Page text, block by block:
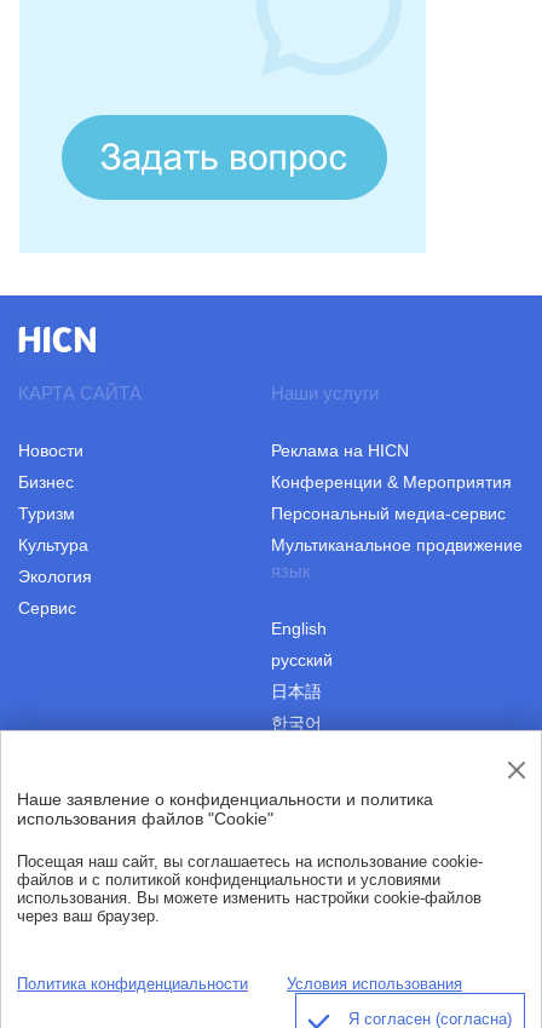
Наше заявление о конфиденциальности и политика
использования файлов "Cookie"
Посещая наш сайт, вы соглашаетесь на использование cookie-
файлов и с политикой конфиденциальности и условиями
использования. Вы можете изменить настройки cookie-файлов
через ваш браузер.
Политика конфиденциальности
Условия использования
Я согласен (согласна)
КАРТА САЙТА
Новости
Бизнес
Туризм
Культура
Экология
Сервис
Наши услуги
Реклама на HICN
Конференции & Мероприятия
Персональный медиа-сервис
Мультиканальное продвижение
язык
English
русский
日本語
한국어
Пользовательское соглашение|Авторские права
Политика конфиденциальности| О нас
© Хайнаньская международная коммуникационная сеть 2021
thisishainan@163.com